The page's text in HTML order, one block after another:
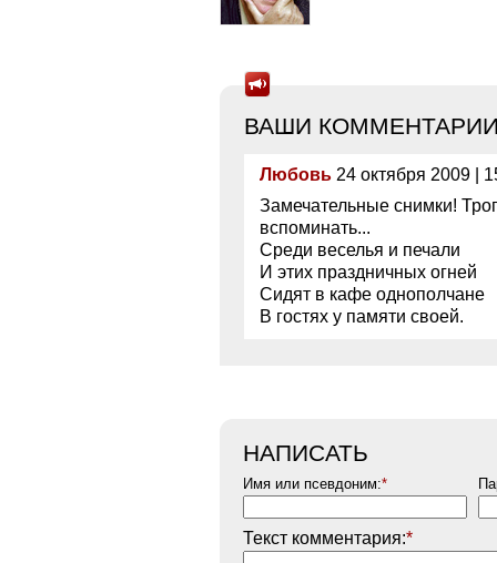
ВАШИ
Любовь 24 октября 2009 |
Замечательные снимки!
вспоминать...
Среди веселья и печали
И этих праздничных огней
Сидят в кафе однополчане
В гостях у памяти своей.
НАПИСАТЬ
Имя или псевдоним:*
Текст комментария:*